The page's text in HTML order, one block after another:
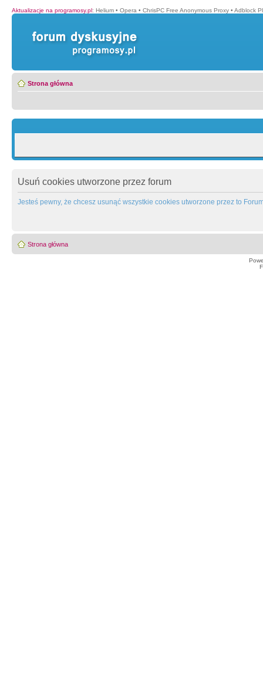
Aktualizacje na programosy.pl: Helium • Opera • ChrisPC Free Anonymous Proxy • Adblock
Strona główna
Usuń cookies utworzone przez forum
Jesteś pewny, że chcesz usunąć wszystkie cookies utworzone przez to
Strona główna